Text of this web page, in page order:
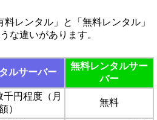
レンタル」と「無料レンタル」
な違いがあります。
ルサーバー
無料レンタルサー
バー
円程度（月
）
無料